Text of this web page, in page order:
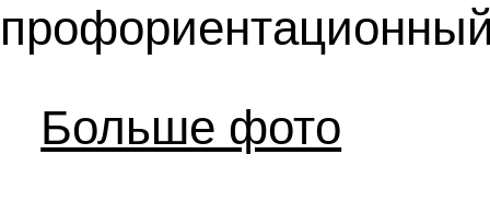
Больше фото